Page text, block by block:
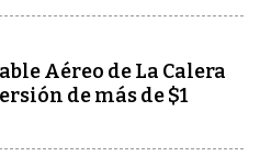
Aéreo de La Calera
de más de $1